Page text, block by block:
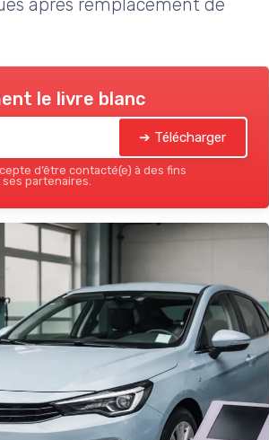
après remplacement de
le livre blanc
➔ Télécharger
d’être contacté(e) à des fins
partenaires.